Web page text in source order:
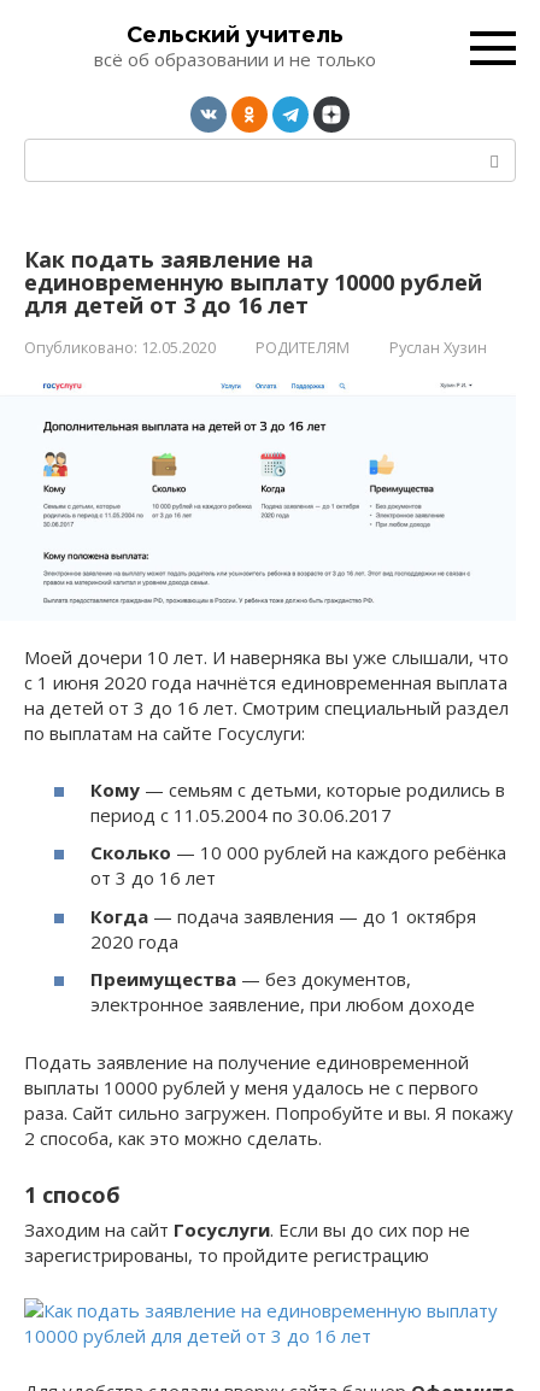
Сельский учитель
всё об образовании и не только
Как подать заявление на
единовременную выплату 10000 рублей
для детей от 3 до 16 лет
Опубликовано: 12.05.2020 РОДИТЕЛЯМ Руслан Хузин
Моей дочери 10 лет. И наверняка вы уже слышали, что
с 1 июня 2020 года начнётся единовременная выплата
на детей от 3 до 16 лет. Смотрим специальный раздел
по выплатам на сайте Госуслуги:
Кому — семьям с детьми, которые родились в
период с 11.05.2004 по 30.06.2017
Сколько — 10 000 рублей на каждого ребёнка
от 3 до 16 лет
Когда — подача заявления — до 1 октября
2020 года
Преимущества — без документов,
электронное заявление, при любом доходе
Подать заявление на получение единовременной
выплаты 10000 рублей у меня удалось не с первого
раза. Сайт сильно загружен. Попробуйте и вы. Я покажу
2 способа, как это можно сделать.
1 способ
Заходим на сайт Госуслуги. Если вы до сих пор не
зарегистрированы, то пройдите регистрацию